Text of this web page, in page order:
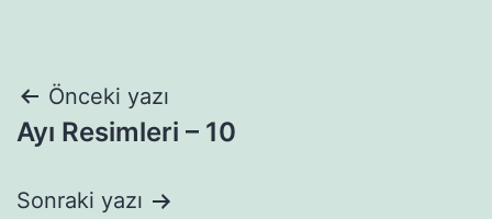
Yazı
gezinmesi
Önceki yazı
Ayı Resimleri – 10
Sonraki yazı